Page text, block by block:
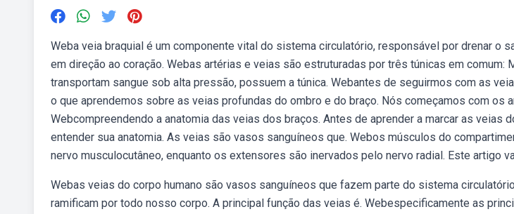
Weba veia braquial é um componente vital do sistema circulatório, responsável por drenar o
em direção ao coração. Webas artérias e veias são estruturadas por três túnicas em comum:
transportam sangue sob alta pressão, possuem a túnica. Webantes de seguirmos com as
o que aprendemos sobre as veias profundas do ombro e do braço. Nós começamos com os
Webcompreendendo a anatomia das veias dos braços. Antes de aprender a marcar as veias
entender sua anatomia. As veias são vasos sanguíneos que. Webos músculos do
nervo musculocutâneo, enquanto os extensores são inervados pelo nervo radial. Este artigo
Webas veias do corpo humano são vasos sanguíneos que fazem parte do sistema
ramificam por todo nosso corpo. A principal função das veias é. Webespecificamente as